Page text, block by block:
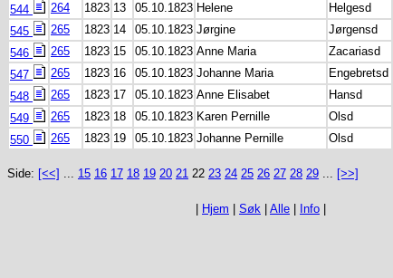
544
264 1823 13 05.10.1823 Helene Helgesd
545
265 1823 14 05.10.1823 Jørgine Jørgensd
546
265 1823 15 05.10.1823 Anne Maria Zacariasd
547
265 1823 16 05.10.1823 Johanne Maria Engebretsd
548
265 1823 17 05.10.1823 Anne Elisabet Hansd
549
265 1823 18 05.10.1823 Karen Pernille Olsd
550
265 1823 19 05.10.1823 Johanne Pernille Olsd
Side: [<<] ... 15 16 17 18 19 20 21 22 23 24 25 26 27 28 29 ... [>>]
Hjem Søk Alle Info